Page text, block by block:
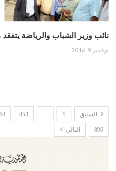
نائب وزير الشباب والرياضة
نوفمبر 9, 2016
السابق 1
…
853
896 التالي